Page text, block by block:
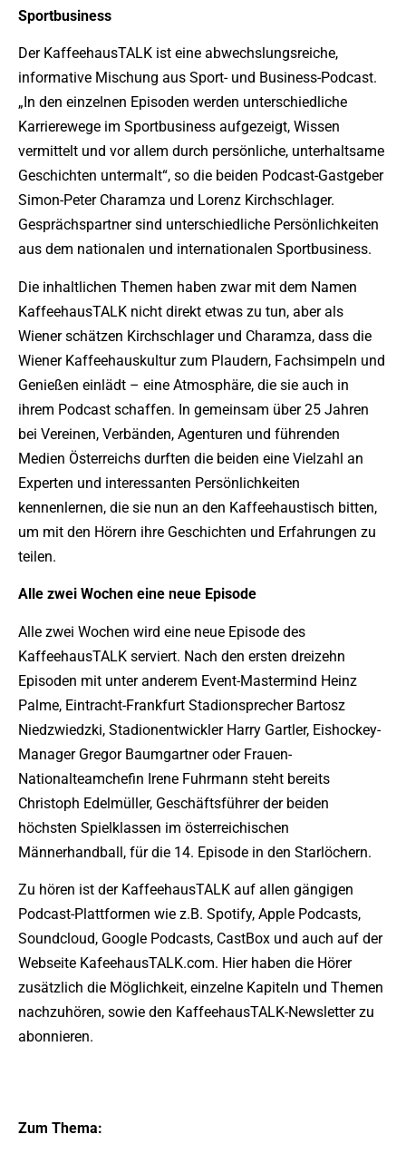
Sportbusiness
Der KaffeehausTALK ist eine abwechslungsreiche,
informative Mischung aus Sport- und Business-Podcast.
„In den einzelnen Episoden werden unterschiedliche
Karrierewege im Sportbusiness aufgezeigt, Wissen
vermittelt und vor allem durch persönliche, unterhaltsame
Geschichten untermalt“, so die beiden Podcast-Gastgeber
Simon-Peter Charamza und Lorenz Kirchschlager.
Gesprächspartner sind unterschiedliche Persönlichkeiten
aus dem nationalen und internationalen Sportbusiness.
Die inhaltlichen Themen haben zwar mit dem Namen
KaffeehausTALK nicht direkt etwas zu tun, aber als
Wiener schätzen Kirchschlager und Charamza, dass die
Wiener Kaffeehauskultur zum Plaudern, Fachsimpeln und
Genießen einlädt – eine Atmosphäre, die sie auch in
ihrem Podcast schaffen. In gemeinsam über 25 Jahren
bei Vereinen, Verbänden, Agenturen und führenden
Medien Österreichs durften die beiden eine Vielzahl an
Experten und interessanten Persönlichkeiten
kennenlernen, die sie nun an den Kaffeehaustisch bitten,
um mit den Hörern ihre Geschichten und Erfahrungen zu
teilen.
Alle zwei Wochen eine neue Episode
Alle zwei Wochen wird eine neue Episode des
KaffeehausTALK serviert. Nach den ersten dreizehn
Episoden mit unter anderem Event-Mastermind Heinz
Palme, Eintracht-Frankfurt Stadionsprecher Bartosz
Niedzwiedzki, Stadionentwickler Harry Gartler, Eishockey-
Manager Gregor Baumgartner oder Frauen-
Nationalteamchefin Irene Fuhrmann steht bereits
Christoph Edelmüller, Geschäftsführer der beiden
höchsten Spielklassen im österreichischen
Männerhandball, für die 14. Episode in den Starlöchern.
Zu hören ist der KaffeehausTALK auf allen gängigen
Podcast-Plattformen wie z.B. Spotify, Apple Podcasts,
Soundcloud, Google Podcasts, CastBox und auch auf der
Webseite KafeehausTALK.com. Hier haben die Hörer
zusätzlich die Möglichkeit, einzelne Kapiteln und Themen
nachzuhören, sowie den KaffeehausTALK-Newsletter zu
abonnieren.
Zum Thema: